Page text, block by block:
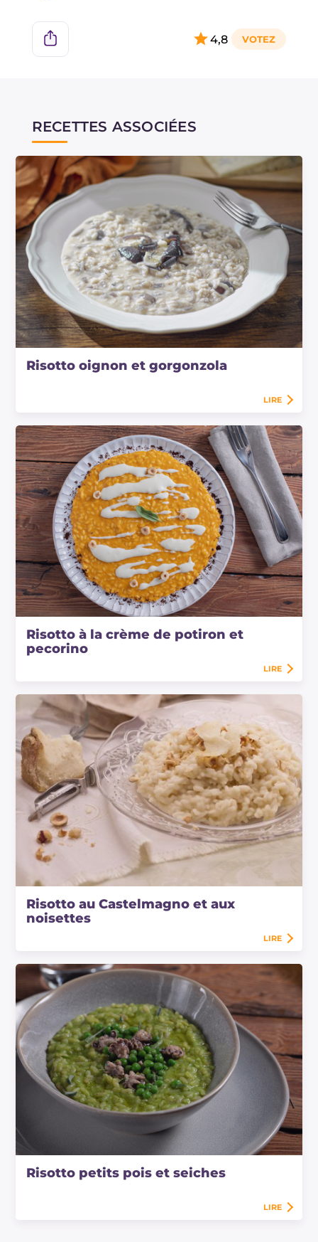
4,8
RECETTES ASSOCIÉES
Risotto oignon et gorgonzola
LIRE
Risotto à la crème de potiron et
pecorino
LIRE
Risotto au Castelmagno et aux
noisettes
LIRE
Risotto petits pois et seiches
LIRE